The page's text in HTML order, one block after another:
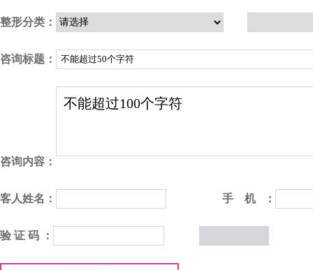
整形分类：
咨询标题：
咨询内容：
客人姓名： 手 机 ：
验 证 码 ：